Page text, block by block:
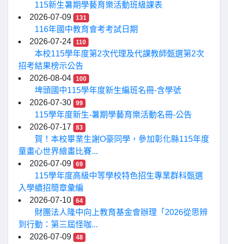
115新生暑期學藝育樂活動班級課表
2026-07-09
131
116年國中教育會考考試日期
2026-07-24
110
本校115學年度第2次代理及代課教師甄選第2次
招考結果榜示公告
2026-08-04
100
埤頭國中115學年度新生編班名冊-含學號
2026-07-30
99
115學年度新生-暑期學藝育樂活動名冊-公告
2026-07-17
83
賀！本校畢業生謝O豪同學，參加彰化縣115年度
童畫心世界繪畫比賽...
2026-07-09
69
115學年度高級中等學校特色招生專業群科甄選
入學續招簡章彙編
2026-07-10
64
財團法人隆中向上教育基金會辦理「2026從思辨
到行動：第三屆怪咖...
2026-07-09
48